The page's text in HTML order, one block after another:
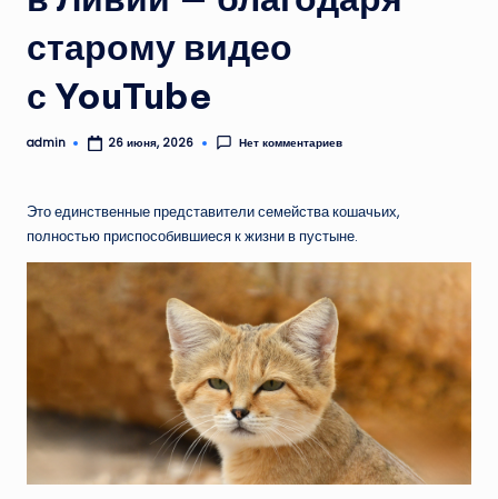
старому видео
с YouTube
Запись
admin 26 июня, 2026 Нет комментариев
Это единственные представители семейства кошачьих,
полностью приспособившиеся к жизни в пустыне.